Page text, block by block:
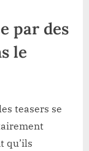
par des
le
teasers se
qu’ils